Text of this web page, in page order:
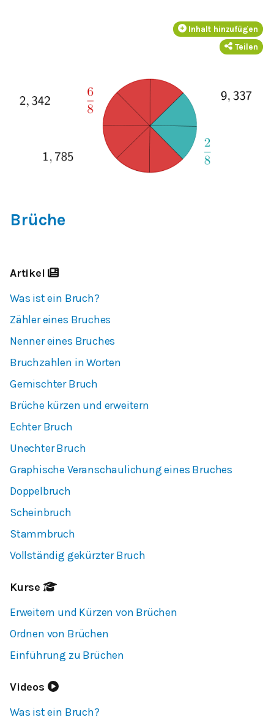
Inhalt hinzufügen
Teilen
Brüche
Artikel
Was ist ein Bruch?
Zähler eines Bruches
Nenner eines Bruches
Bruchzahlen in Worten
Gemischter Bruch
Brüche kürzen und erweitern
Echter Bruch
Unechter Bruch
Graphische Veranschaulichung eines Bruches
Doppelbruch
Scheinbruch
Stammbruch
Vollständig gekürzter Bruch
Kurse
Erweitern und Kürzen von Brüchen
Ordnen von Brüchen
Einführung zu Brüchen
Videos
Was ist ein Bruch?